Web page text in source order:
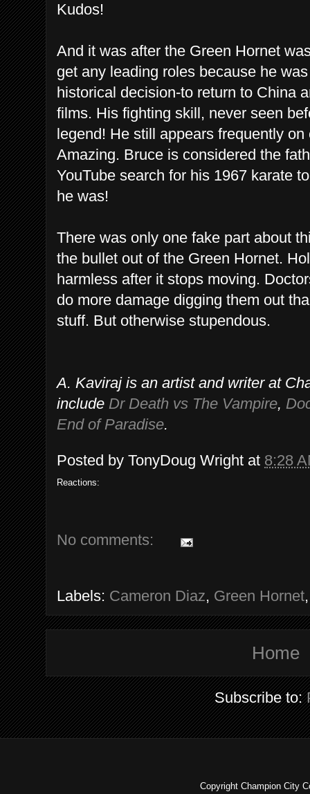
Kudos!
And it was after the Green Hornet
get any leading roles because he
historical decision-to return to China
films. His fighting skill, never seen
legend! He still appears frequently
Amazing. Bruce is considered the
YouTube search for his 1967 karate
he was!
There was only one fake part about
the bullet out of the Green Hornet.
harmless after it stops moving.
do more damage digging them out
stuff. But otherwise stupendous.
A. Kaviraj is an artist and writer at
include Dr Death vs The Vampire,
End of Paradise.
Posted by TonyDoug Wright at 8:28
Reactions:
No comments:
Labels: Cameron Diaz, Green Hornet
Home
Subscribe to:
Copyright Champion City